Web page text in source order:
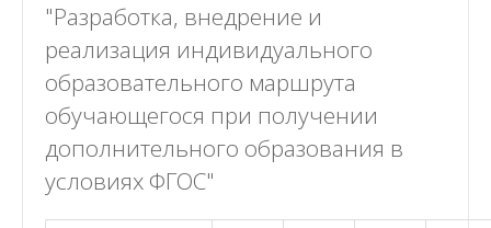
"Разработка, внедрение и
реализация индивидуального
образовательного маршрута
обучающегося при получении
дополнительного образования в
условиях ФГОС"